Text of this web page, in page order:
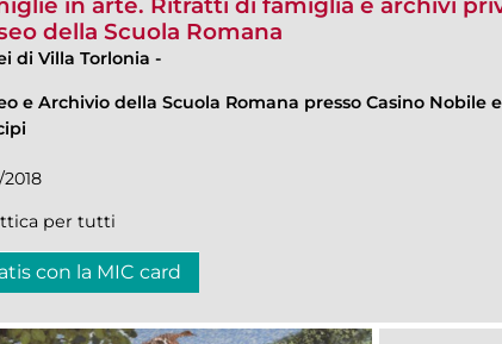
in arte. Ritratti di famiglia e archivi
della Scuola Romana
di Villa Torlonia -
e Archivio della Scuola Romana presso Casino Nobile
2018
per tutti
con la MIC card